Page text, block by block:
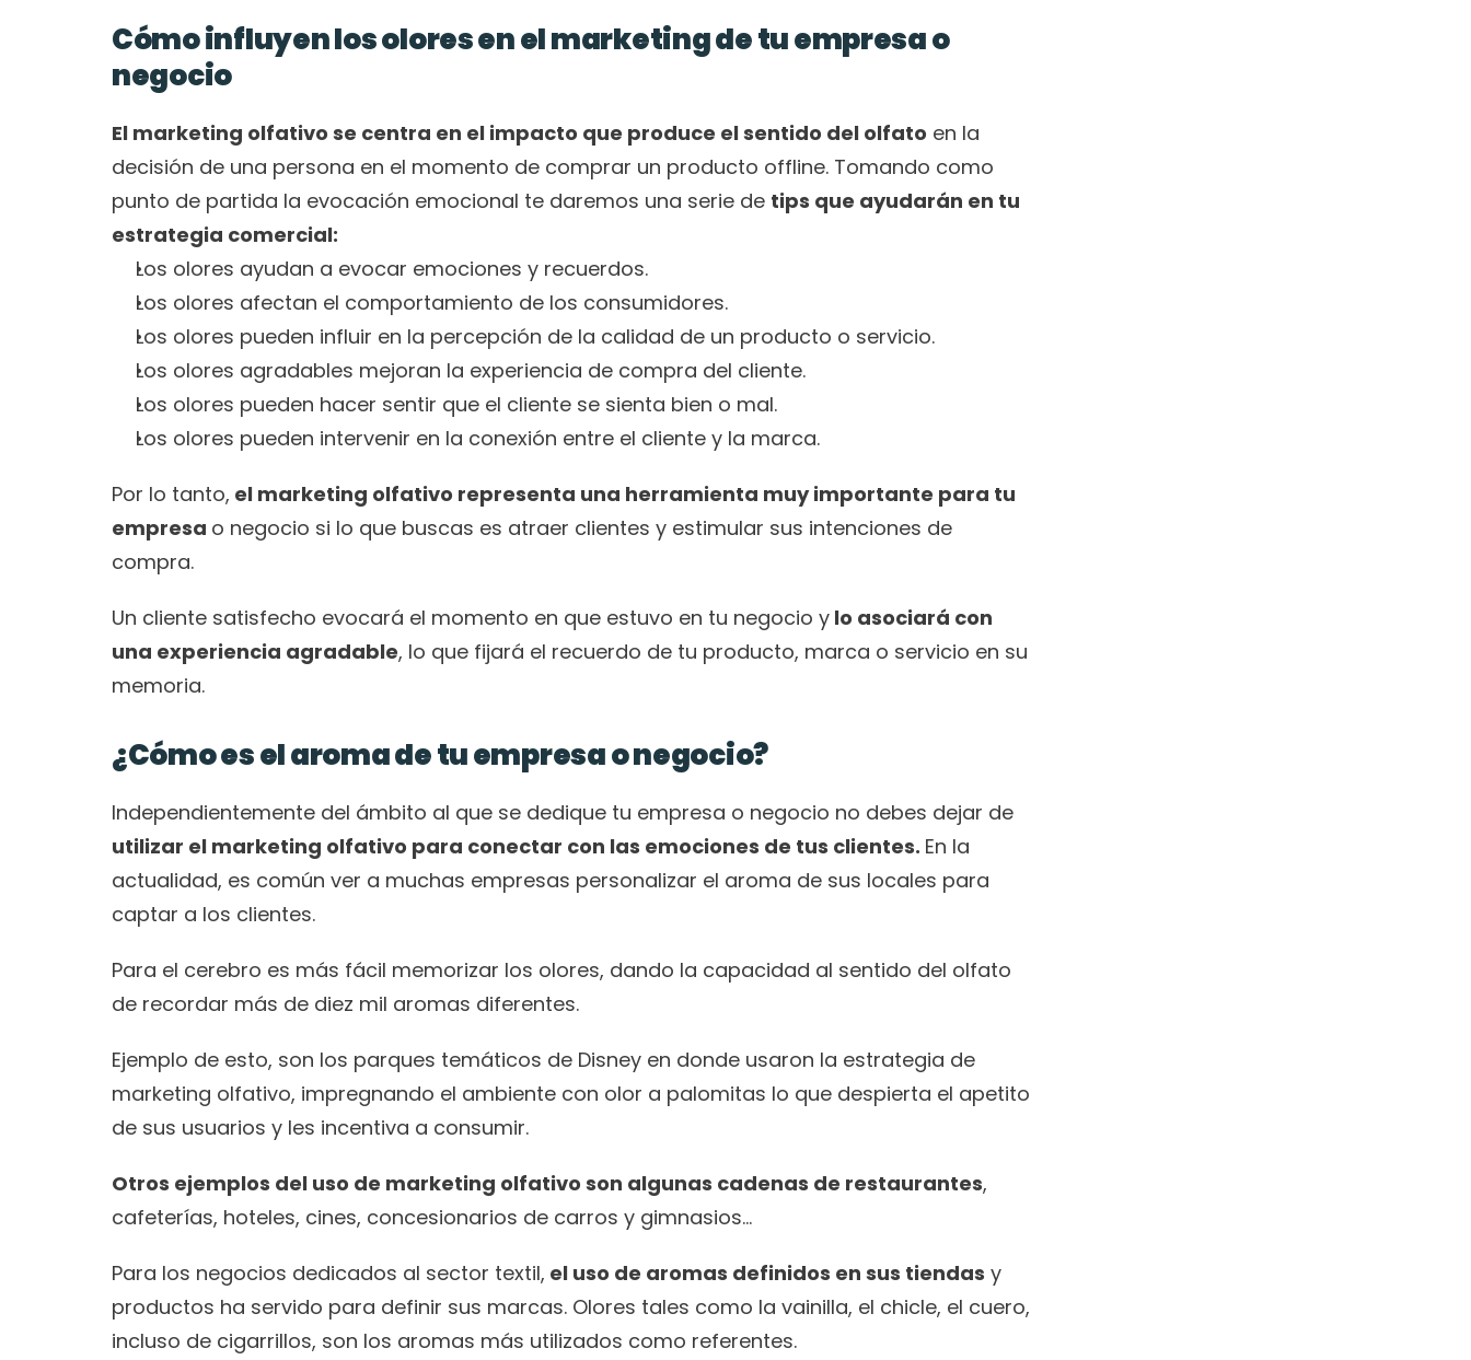
Cómo influyen los olores en el marketing de tu empresa o
negocio
El marketing olfativo se centra en el impacto que produce el sentido del olfato en la
decisión de una persona en el momento de comprar un producto offline. Tomando como
punto de partida la evocación emocional te daremos una serie de tips que ayudarán en tu
estrategia comercial:
Los olores ayudan a evocar emociones y recuerdos.
Los olores afectan el comportamiento de los consumidores.
Los olores pueden influir en la percepción de la calidad de un producto o servicio.
Los olores agradables mejoran la experiencia de compra del cliente.
Los olores pueden hacer sentir que el cliente se sienta bien o mal.
Los olores pueden intervenir en la conexión entre el cliente y la marca.
Por lo tanto, el marketing olfativo representa una herramienta muy importante para tu
empresa o negocio si lo que buscas es atraer clientes y estimular sus intenciones de
compra.
Un cliente satisfecho evocará el momento en que estuvo en tu negocio y lo asociará con
una experiencia agradable, lo que fijará el recuerdo de tu producto, marca o servicio en su
memoria.
¿Cómo es el aroma de tu empresa o negocio?
utilizar el marketing olfativo para conectar con las emociones de tus clientes. En la
actualidad, es común ver a muchas empresas personalizar el aroma de sus locales para
captar a los clientes.
Para el cerebro es más fácil memorizar los olores, dando la capacidad al sentido del olfato
de recordar más de diez mil aromas diferentes.
Ejemplo de esto, son los parques temáticos de Disney en donde usaron la estrategia de
marketing olfativo, impregnando el ambiente con olor a palomitas lo que despierta el apetito
de sus usuarios y les incentiva a consumir.
Otros ejemplos del uso de marketing olfativo son algunas cadenas de restaurantes,
cafeterías, hoteles, cines, concesionarios de carros y gimnasios…
Para los negocios dedicados al sector textil, el uso de aromas definidos en sus tiendas y
productos ha servido para definir sus marcas. Olores tales como la vainilla, el chicle, el cuero,
incluso de cigarrillos, son los aromas más utilizados como referentes.